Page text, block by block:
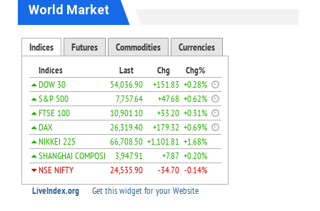
World Market